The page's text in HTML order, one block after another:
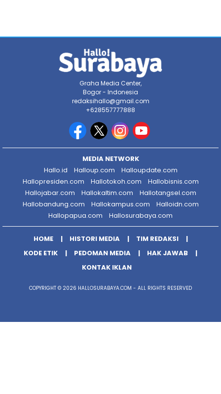
Graha Media Center,
Bogor - Indonesia
redaksihallo@gmail.com
+628557777888
MEDIA NETWORK
Hallo.id
Halloup.com
Halloupdate.com
Hallopresiden.com
Hallotokoh.com
Hallobisnis.com
Hallojabar.com
Hallokaltim.com
Hallotangsel.com
Hallobandung.com
Hallokampus.com
Halloidn.com
Hallopapua.com
Hallosurabaya.com
HOME HISTORI MEDIA
TIM REDAKSI
KODE ETIK
PEDOMAN MEDIA
HAK JAWAB
KONTAK IKLAN
COPYRIGHT © 2026 HALLOSURABAYA.COM - ALL RIGHTS RESERVED